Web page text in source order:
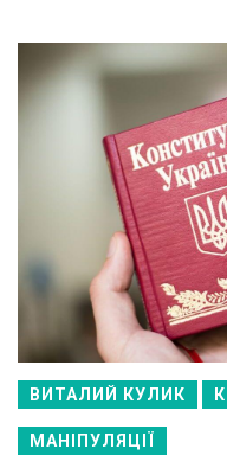
ВИТАЛИЙ КУЛИК
МАНІПУЛЯЦІЇ